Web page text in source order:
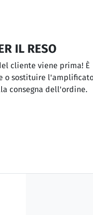
IL RESO
cliente viene prima! È
o sostituire
consegna dell'ordine.